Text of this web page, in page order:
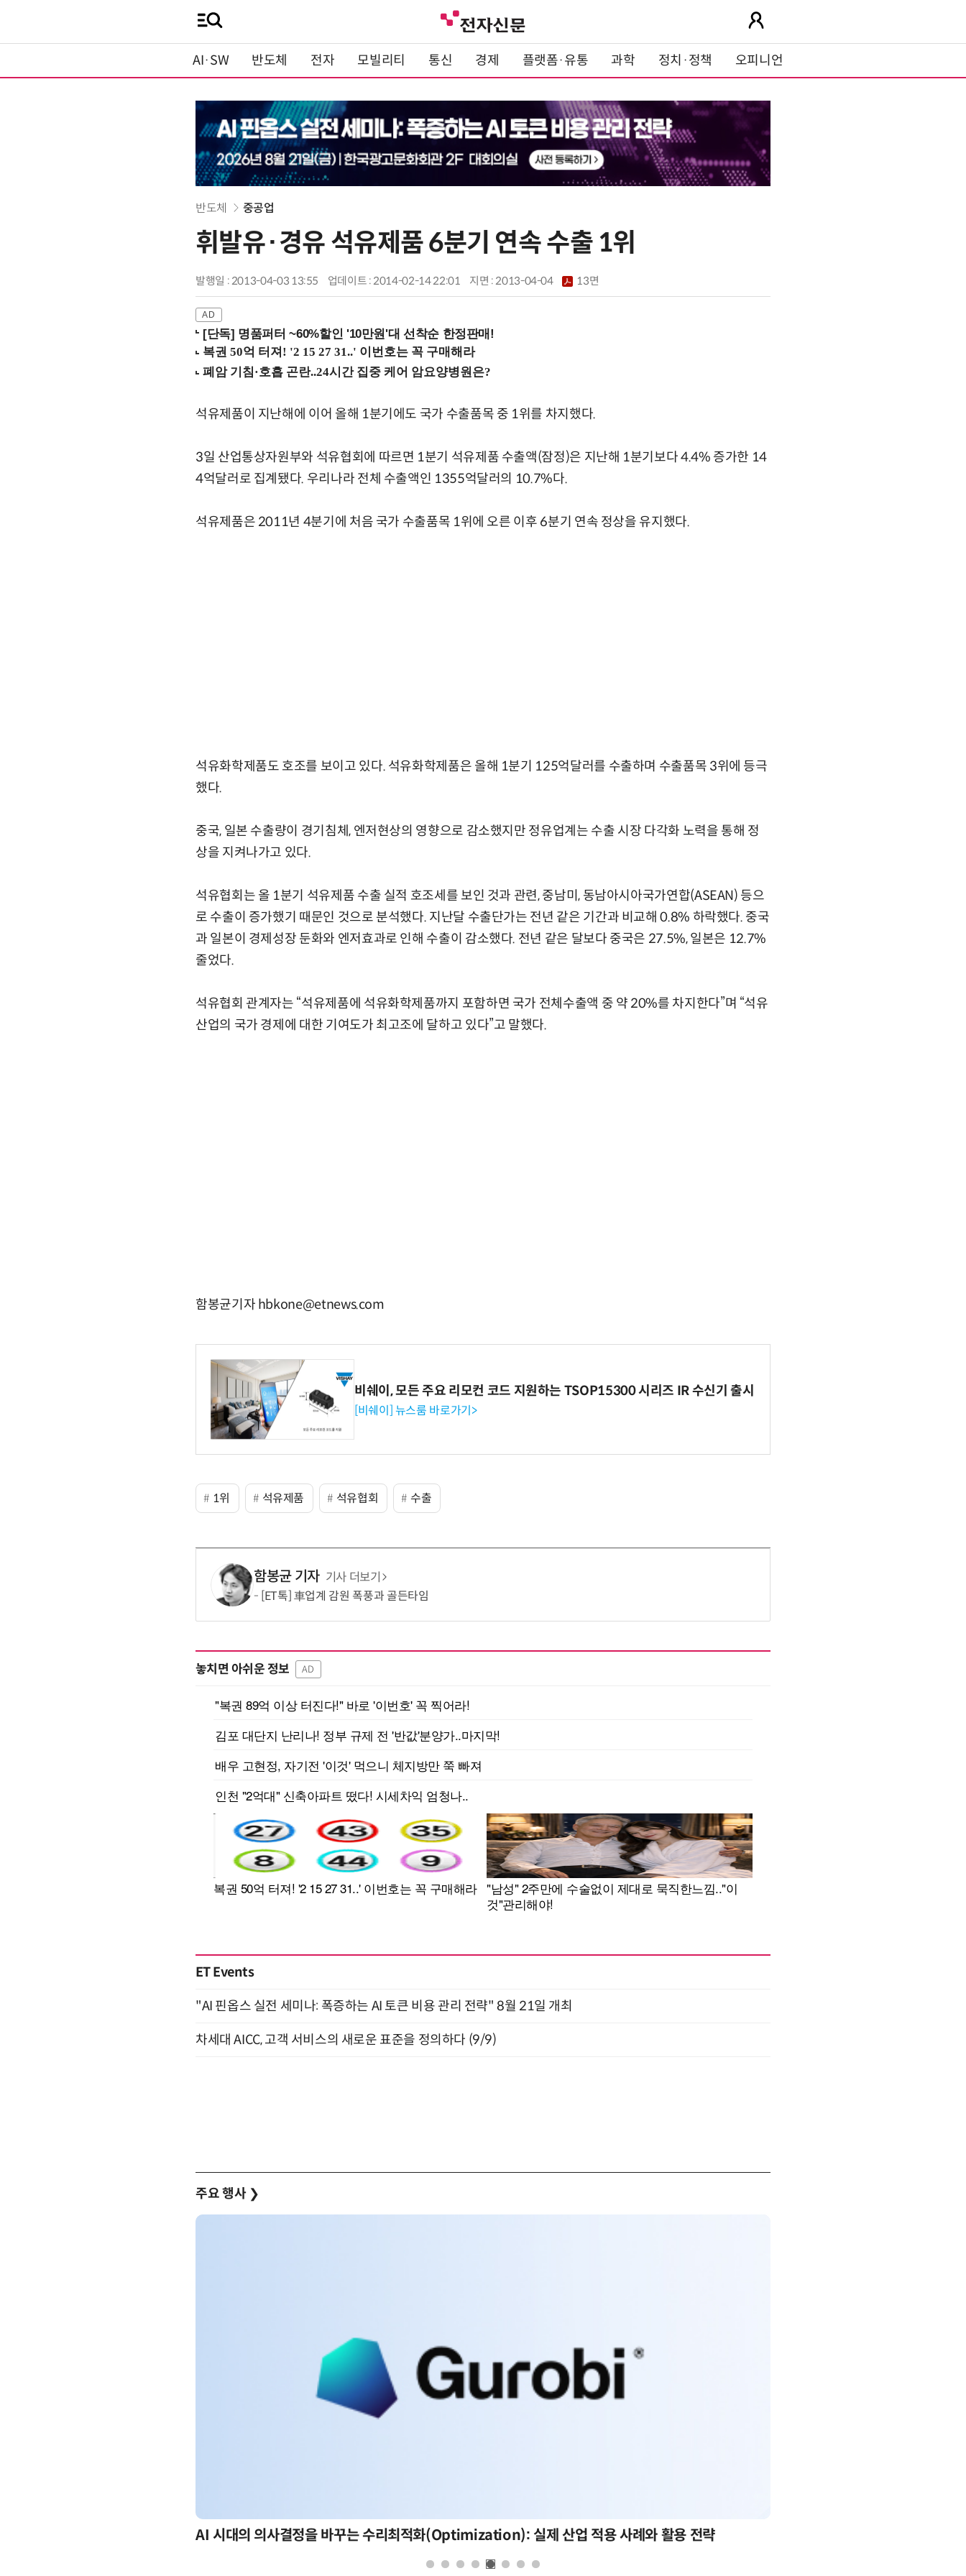
AI·SW 반도체 전자 모빌리티 통신 경제 플랫폼·유통 과학 정치·정책 오피니언
반도체 중공업
휘발유·경유 석유제품 6분기 연속 수출 1위
발행일 : 2013-04-03 13:55 업데이트 : 2014-02-14 22:01 지면 :2013-04-04 13면
[단독] 명품퍼터 ~60%할인 '10만원'대 선착순 한정판매!
석유제품이 지난해에 이어 올해 1분기에도 국가 수출품목 중 1위를 차지했다.
3일 산업통상자원부와 석유협회에 따르면 1분기 석유제품 수출액(잠정)은 지난해 1분기보다 4.4% 증가한 14
4억달러로 집계됐다. 우리나라 전체 수출액인 1355억달러의 10.7%다.
석유제품은 2011년 4분기에 처음 국가 수출품목 1위에 오른 이후 6분기 연속 정상을 유지했다.
석유화학제품도 호조를 보이고 있다. 석유화학제품은 올해 1분기 125억달러를 수출하며 수출품목 3위에 등극
했다.
중국, 일본 수출량이 경기침체, 엔저현상의 영향으로 감소했지만 정유업계는 수출 시장 다각화 노력을 통해 정
상을 지켜나가고 있다.
석유협회는 올 1분기 석유제품 수출 실적 호조세를 보인 것과 관련, 중남미, 동남아시아국가연합(ASEAN) 등으
로 수출이 증가했기 때문인 것으로 분석했다. 지난달 수출단가는 전년 같은 기간과 비교해 0.8% 하락했다. 중국
과 일본이 경제성장 둔화와 엔저효과로 인해 수출이 감소했다. 전년 같은 달보다 중국은 27.5%, 일본은 12.7%
줄었다.
석유협회 관계자는 “석유제품에 석유화학제품까지 포함하면 국가 전체수출액 중 약 20%를 차지한다”며 “석유
산업의 국가 경제에 대한 기여도가 최고조에 달하고 있다”고 말했다.
함봉균기자 hbkone@etnews.com
비쉐이, 모든 주요 리모컨 코드 지원하는 TSOP15300 시리즈 IR 수신기 출시
[비쉐이] 뉴스룸 바로가기>
1위 석유제품 석유협회 수출
함봉균 기자 기사 더보기
[ET톡] 車업계 감원 폭풍과 골든타임
놓치면 아쉬운 정보 AD
ET Events
"AI 핀옵스 실전 세미나: 폭증하는 AI 토큰 비용 관리 전략" 8월 21일 개최
차세대 AICC, 고객 서비스의 새로운 표준을 정의하다 (9/9)
주요 행사 ❯
AI 시대의 의사결정을 바꾸는 수리최적화(Optimization): 실제 산업 적용 사례와 활용 전략